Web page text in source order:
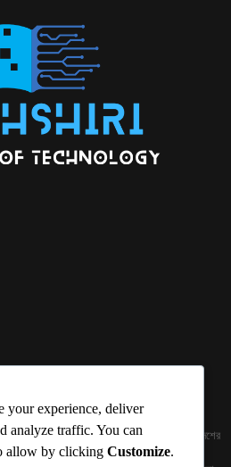
ABOUT US
আলোকিত করে। সেই আলো কে ধারণ কর দেশ ও বিদেশের
পাঠকের হাতের মুঠোয় দিতে চায় টেকসিঁড়ি ডট কম।
your experience, deliver
analyze traffic. You can
allow by clicking Customize.